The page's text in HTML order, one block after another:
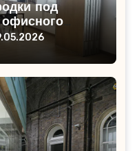
под
Чепецке